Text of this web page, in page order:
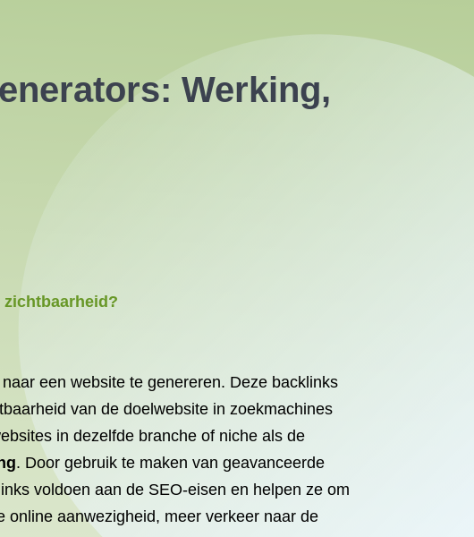
Werking,
een website te genereren. Deze backlinks
van de doelwebsite in zoekmachines
in dezelfde branche of niche als de
. Door gebruik te maken van geavanceerde
voldoen aan de SEO-eisen en helpen ze om
aanwezigheid, meer verkeer naar de